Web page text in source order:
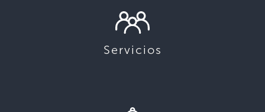
Servicios